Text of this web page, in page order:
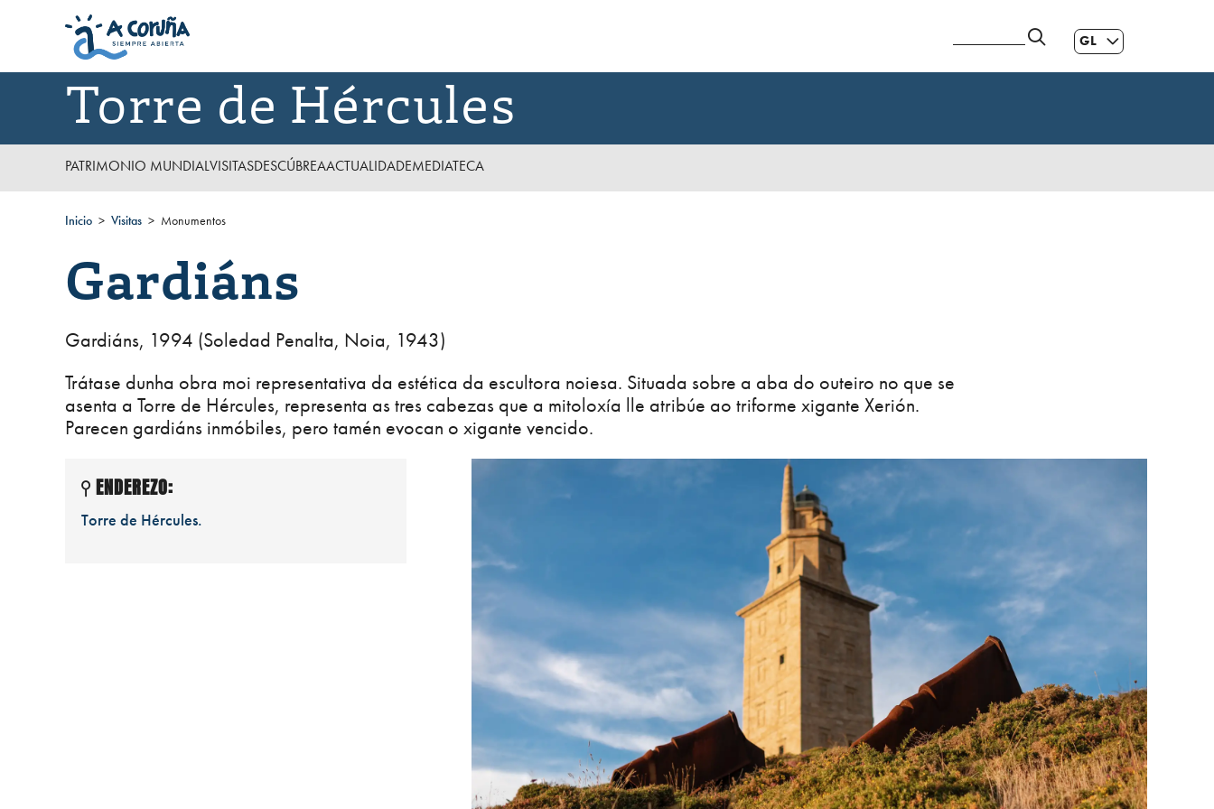
GL
ES|
EN
Torre de Hércules
PATRIMONIO MUNDIALVISITASDESCÚBREAACTUALIDADEMEDIATECA
Inicio Visitas Monumentos
Gardiáns
ENDEREZO:
Torre de Hércules.
Gardiáns, 1994 (Soledad Penalta, Noia, 1943)
Trátase dunha obra moi representativa da estética da escultora noiesa. Situada sobre a aba do outeiro no que se
asenta a Torre de Hércules, representa as tres cabezas que a mitoloxía lle atribúe ao triforme xigante Xerión.
Parecen gardiáns inmóbiles, pero tamén evocan o xigante vencido.